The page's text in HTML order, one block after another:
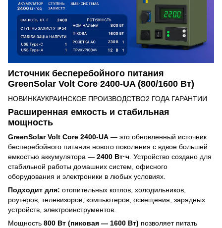
Источник бесперебойного питания
GreenSolar Volt Core 2400-UA (800/1600 Вт)
НОВИНКАУКРАИНСКОЕ ПРОИЗВОДСТВО2 ГОДА ГАРАНТИИ
Расширенная емкость и стабильная
мощность
GreenSolar Volt Core 2400-UA — это обновленный источник
бесперебойного питания нового поколения с вдвое большей
емкостью аккумулятора — 2400 Вт·ч. Устройство создано для
стабильной работы домашних систем, офисного
оборудования и электроники в любых условиях.
Подходит для: отопительных котлов, холодильников,
роутеров, телевизоров, компьютеров, освещения, зарядных
устройств, электроинструментов.
Мощность 800 Вт (пиковая — 1600 Вт) позволяет питать